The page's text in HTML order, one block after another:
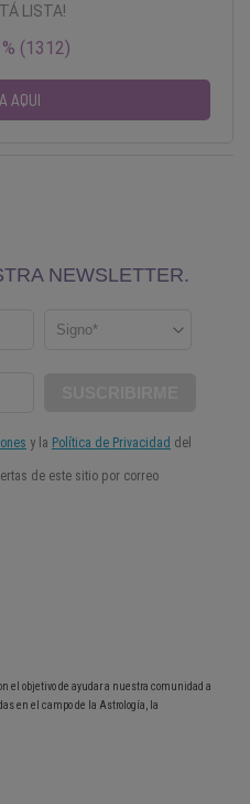
LISTA!
(1312)
AQUI
el objetivo de ayudar a nuestra comunidad a
en el campo de la Astrología, la